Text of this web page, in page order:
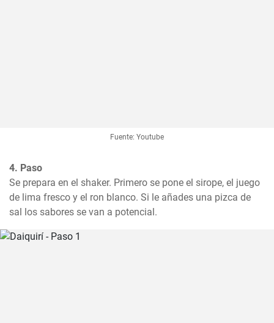
Fuente: Youtube
4. Paso
Se prepara en el shaker. Primero se pone el sirope, el juego
de lima fresco y el ron blanco. Si le añades una pizca de
sal los sabores se van a potencial.